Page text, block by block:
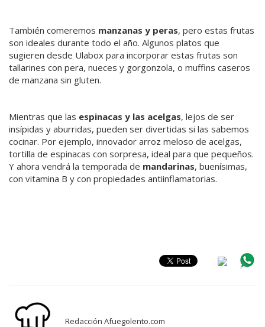
También comeremos manzanas y peras, pero estas frutas
son ideales durante todo el año. Algunos platos que
sugieren desde Ulabox para incorporar estas frutas son
tallarines con pera, nueces y gorgonzola, o muffins caseros
de manzana sin gluten.
Mientras que las espinacas y las acelgas, lejos de ser
insípidas y aburridas, pueden ser divertidas si las sabemos
cocinar. Por ejemplo, innovador arroz meloso de acelgas,
tortilla de espinacas con sorpresa, ideal para que pequeños.
Y ahora vendrá la temporada de mandarinas, buenísimas,
con vitamina B y con propiedades antiinflamatorias.
Redacción Afuegolento.com